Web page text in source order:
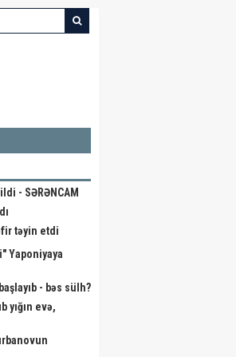
- SƏRƏNCAM
təyin etdi
Yaponiyaya
- bəs sülh?
yığın evə,